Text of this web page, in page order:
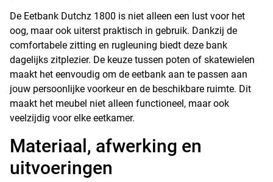
De Eetbank Dutchz 1800 is niet alleen een lust voor het
oog, maar ook uiterst praktisch in gebruik. Dankzij de
comfortabele zitting en rugleuning biedt deze bank
dagelijks zitplezier. De keuze tussen poten of skatewielen
maakt het eenvoudig om de eetbank aan te passen aan
jouw persoonlijke voorkeur en de beschikbare ruimte. Dit
maakt het meubel niet alleen functioneel, maar ook
veelzijdig voor elke eetkamer.
Materiaal, afwerking en
uitvoeringen